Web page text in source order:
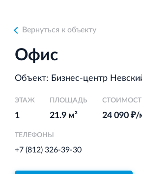
Несъёмная опалубка из
ЛЕННИИПРОЕКТ
Проектный институт по
Вернуться к объекту
Офис
Объект: Бизнес-центр
ЭТАЖ
1
ПЛОЩАДЬ
21.9 м² 24 090 ₽/
ТЕЛЕФОНЫ
+7 (812) 326-39-30